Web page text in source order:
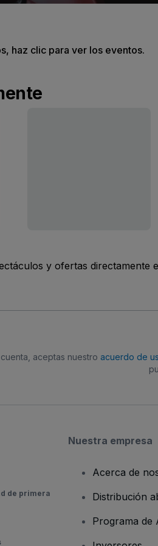
haz clic para ver los eventos.
y ofertas directamente
aceptas nuestro acuerdo de
de primera
Nuestra empresa
Acerca de
Distribución
Programa de